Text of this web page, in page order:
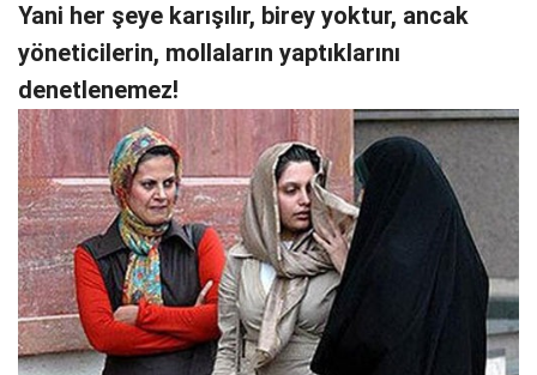
Yani her şeye karışılır, birey yoktur, ancak
yöneticilerin, mollaların yaptıklarını
denetlenemez!